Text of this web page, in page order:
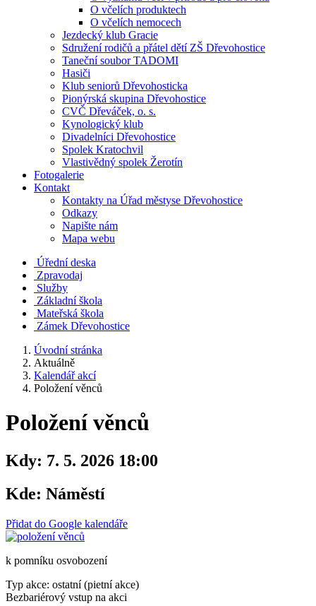
O včelích produktech
O včelích nemocech
Jezdecký klub Gracie
Sdružení rodičů a přátel dětí ZŠ Dřevohostice
Taneční soubor TADOMI
Hasiči
Klub seniorů Dřevohosticka
Pionýrská skupina Dřevohostice
CVČ Dřeváček, o. s.
Kynologický klub
Divadelníci Dřevohostice
Spolek Kratochvil
Vlastivědný spolek Žerotín
Fotogalerie
Kontakt
Kontakty na Úřad městyse Dřevohostice
Odkazy
Napište nám
Mapa webu
Úřední deska
Zpravodaj
Služby
Základní škola
Mateřská škola
Zámek Dřevohostice
Úvodní stránka
Aktuálně
Kalendář akcí
Položení věnců
Položení věnců
Kdy: 7. 5. 2026 18:00
Kde: Náměstí
Přidat do Google kalendáře
k pomníku osvobození
Typ akce: ostatní (pietní akce)
Bezbariérový vstup na akci